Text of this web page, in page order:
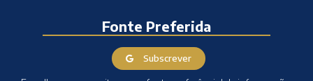
Fonte Preferida
Subscrever